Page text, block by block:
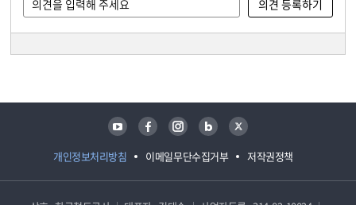
개인정보처리방침 이메일무단수집거부 저작권정책
유튜브 페이스북 인스타그램 블로그 트위터